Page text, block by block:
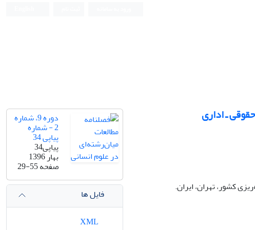
‌ـ‌ اداری
کشور، تهران، ایران.
دوره 9، شماره
2 - شماره
پیاپی 34
پیاپی34
بهار 1396
صفحه29-55
فایل ها